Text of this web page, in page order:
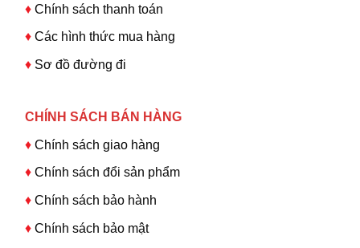
♦ Chính sách thanh toán
♦ Các hình thức mua hàng
♦ Sơ đồ đường đi
CHÍNH SÁCH BÁN HÀNG
♦ Chính sách giao hàng
♦ Chính sách đổi sản phẩm
♦ Chính sách bảo hành
♦ Chính sách bảo mật